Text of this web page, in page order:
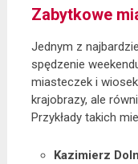
Zabytkowe
Jednym z
spędzenie
miasteczek i
krajobrazy, ale
Przykłady takich
Kazimierz